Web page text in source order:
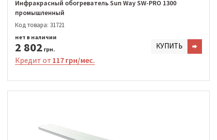
Инфракрасный обогреватель Sun Way SW-PRO 1300
промышленный
Код товара: 31721
2 802 грн.
нет в наличии
КУПИТЬ
Кредит от 117 грн/мес.